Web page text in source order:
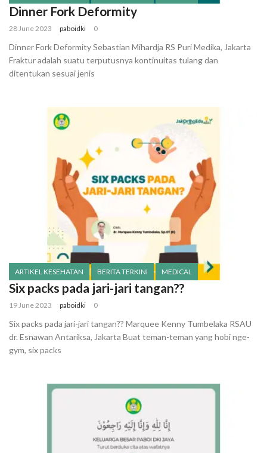
Dinner Fork Deformity
28 June 2023 paboidki 0
Dinner Fork Deformity Sebastian Mihardja RS Puri Medika, Jakarta
Fraktur adalah suatu terputusnya kontinuitas tulang dan
ditentukan sesuai jenis
ARTIKEL KESEHATAN BERITA TERKINI MEDICAL
Six packs pada jari-jari tangan??
19 June 2023 paboidki 0
Six packs pada jari-jari tangan?? Marquee Kenny Tumbelaka RSAU
dr. Esnawan Antariksa, Jakarta Buat teman-teman yang hobi nge-
gym, six packs